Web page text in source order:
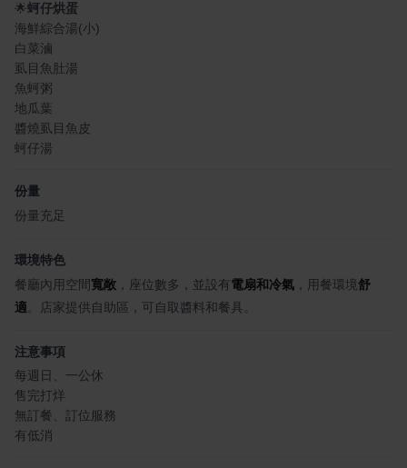
🌟蚵仔烘蛋
海鮮綜合湯(小)
白菜滷
虱目魚肚湯
魚蚵粥
地瓜葉
醬燒虱目魚皮
蚵仔湯
份量
份量充足
環境特色
餐廳內用空間寬敞 ，座位數多，並設有 電扇和冷氣 ，用餐環境舒
適 。店家提供自助區，可自取醬料和餐具。
注意事項
每週日、一公休
售完打烊
無訂餐、訂位服務
有低消